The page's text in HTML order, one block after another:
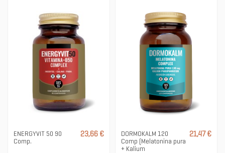
ENERGYVIT 50 90
Comp.
23,66 €
DORMOKALM 120
Comp (Melatonina pura
+ Kalium
21,47 €